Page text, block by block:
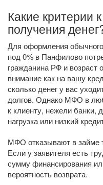
Какие критерии
получения
Для оформления
под 0% в Панфилово
гражданина РФ и возраст
внимание как на вашу
сколько денег у вас
долгов. Однако МФО в
к клиенту, нежели банки,
нагрузка или низкий
МФО отказывают в займе
Если у заявителя есть
сумму финансирования
вероятность возврата.